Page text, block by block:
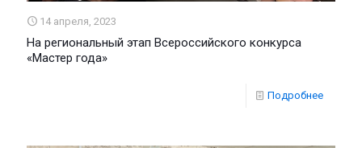
14 апреля, 2023
На региональный этап Всероссийского конкурса
«Мастер года»
Подробнее